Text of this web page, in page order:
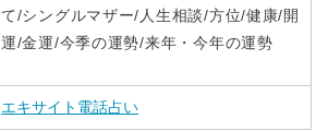
て/シングルマザー/人生相談/方位/健康/開
運/金運/今季の運勢/来年・今年の運勢
エキサイト電話占い